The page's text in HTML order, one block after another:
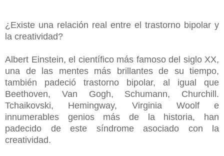
¿Existe una relación real entre el trastorno bipolar y
la creatividad?
Albert Einstein, el científico más famoso del siglo XX,
una de las mentes más brillantes de su tiempo,
también padeció trastorno bipolar, al igual que
Beethoven, Van Gogh, Schumann, Churchill.
Tchaikovski, Hemingway, Virginia Woolf e
innumerables genios más de la historia, han
padecido de este síndrome asociado con la
creatividad.